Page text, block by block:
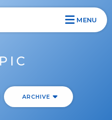
MENU
ARCHIVE